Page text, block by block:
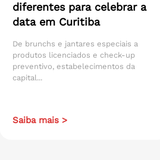
diferentes para celebrar a
data em Curitiba
De brunchs e jantares especiais a
produtos licenciados e check-up
preventivo, estabelecimentos da
capital...
Saiba mais >